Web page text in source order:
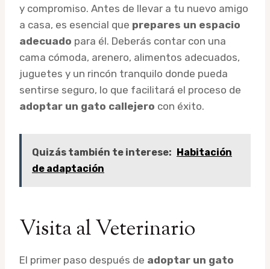
y compromiso. Antes de llevar a tu nuevo amigo
a casa, es esencial que prepares un espacio
adecuado para él. Deberás contar con una
cama cómoda, arenero, alimentos adecuados,
juguetes y un rincón tranquilo donde pueda
sentirse seguro, lo que facilitará el proceso de
adoptar un gato callejero con éxito.
Quizás también te interese: Habitación
de adaptación
Visita al Veterinario
El primer paso después de adoptar un gato